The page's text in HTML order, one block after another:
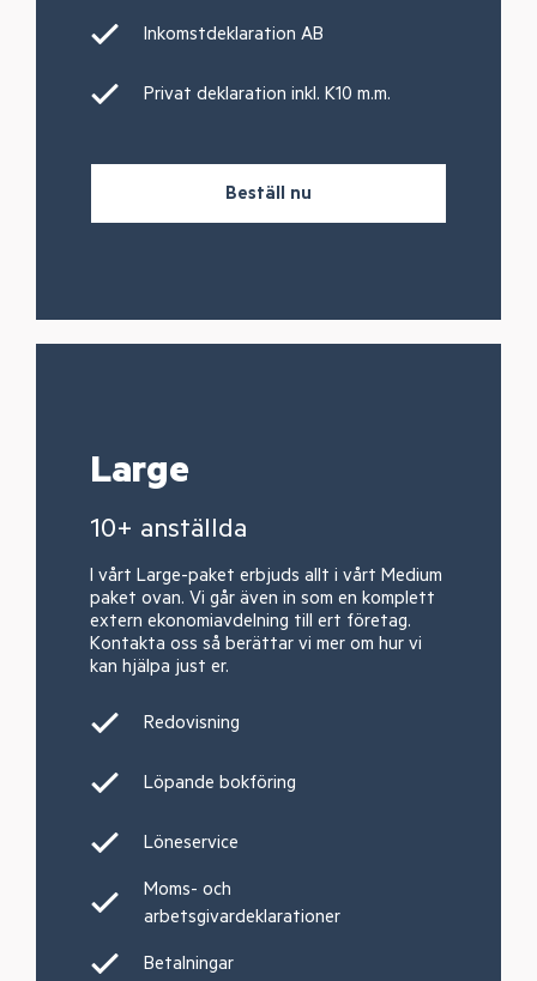
Inkomstdeklaration AB
Privat deklaration inkl. K10 m.m.
Beställ nu
Large
10+ anställda
I vårt Large-paket erbjuds allt i vårt Medium
paket ovan. Vi går även in som en komplett
extern ekonomiavdelning till ert företag.
Kontakta oss så berättar vi mer om hur vi
kan hjälpa just er.
Redovisning
Löpande bokföring
Löneservice
Moms- och
arbetsgivardeklarationer
Betalningar